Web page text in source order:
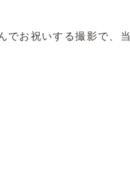
でお祝いする撮影で、当